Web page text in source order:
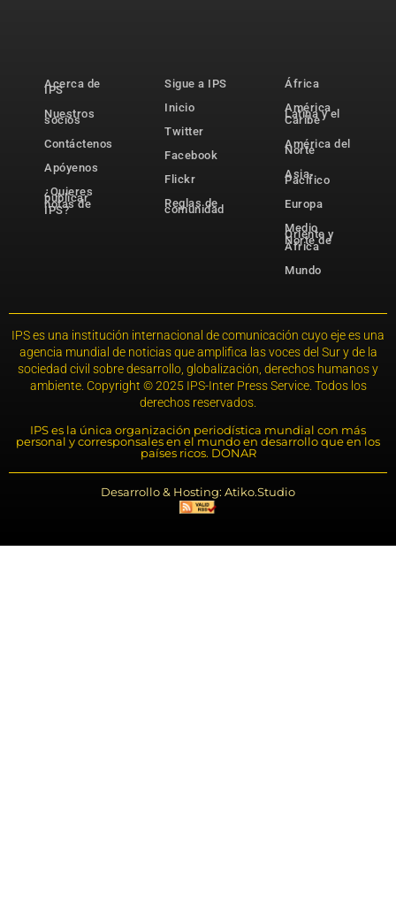
Acerca de
IPS
Nuestros
socios
Contáctenos
Apóyenos
¿Quieres
publicar
notas de
IPS?
Sigue a IPS
Inicio
Twitter
Facebook
Flickr
Reglas de
comunidad
África
América
Latina y el
Caribe
América del
Norte
Asia-
Pacífico
Europa
Medio
Oriente y
Norte de
África
Mundo
IPS es una institución internacional de comunicación cuyo eje es una
agencia mundial de noticias que amplifica las voces del Sur y de la
sociedad civil sobre desarrollo, globalización, derechos humanos y
ambiente. Copyright © 2025 IPS-Inter Press Service. Todos los
derechos reservados.
IPS es la única organización periodística mundial con más
personal y corresponsales en el mundo en desarrollo que en los
países ricos. DONAR
Desarrollo & Hosting: Atiko.Studio